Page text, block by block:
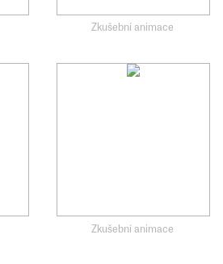
Zkušební animace
Zkušební animace